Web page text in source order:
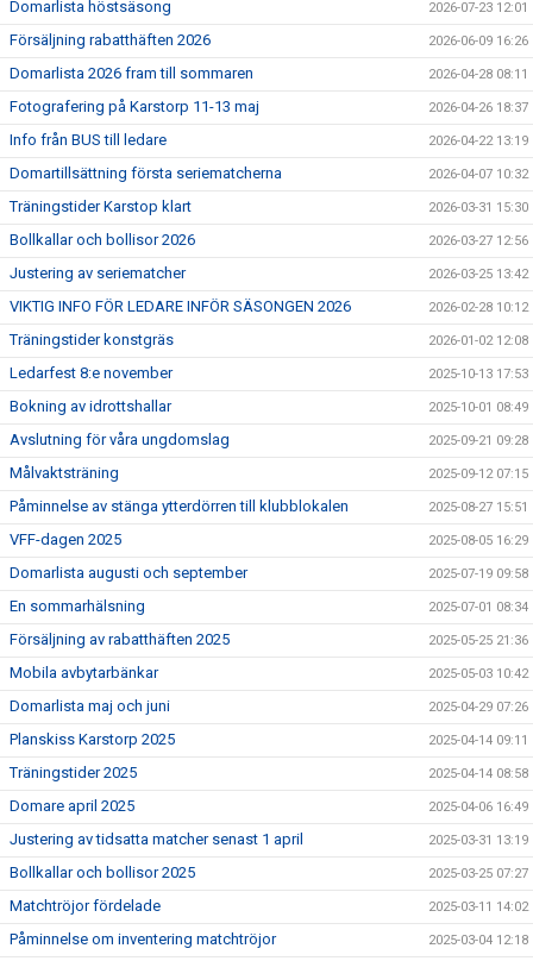
Domarlista höstsäsong 2026-07-23 12:01
Försäljning rabatthäften 2026 2026-06-09 16:26
Domarlista 2026 fram till sommaren 2026-04-28 08:11
Fotografering på Karstorp 11-13 maj 2026-04-26 18:37
Info från BUS till ledare 2026-04-22 13:19
Domartillsättning första seriematcherna 2026-04-07 10:32
Träningstider Karstop klart 2026-03-31 15:30
Bollkallar och bollisor 2026 2026-03-27 12:56
Justering av seriematcher 2026-03-25 13:42
VIKTIG INFO FÖR LEDARE INFÖR SÄSONGEN 2026 2026-02-28 10:12
Träningstider konstgräs 2026-01-02 12:08
Ledarfest 8:e november 2025-10-13 17:53
Bokning av idrottshallar 2025-10-01 08:49
Avslutning för våra ungdomslag 2025-09-21 09:28
Målvaktsträning 2025-09-12 07:15
Påminnelse av stänga ytterdörren till klubblokalen 2025-08-27 15:51
VFF-dagen 2025 2025-08-05 16:29
Domarlista augusti och september 2025-07-19 09:58
En sommarhälsning 2025-07-01 08:34
Försäljning av rabatthäften 2025 2025-05-25 21:36
Mobila avbytarbänkar 2025-05-03 10:42
Domarlista maj och juni 2025-04-29 07:26
Planskiss Karstorp 2025 2025-04-14 09:11
Träningstider 2025 2025-04-14 08:58
Domare april 2025 2025-04-06 16:49
Justering av tidsatta matcher senast 1 april 2025-03-31 13:19
Bollkallar och bollisor 2025 2025-03-25 07:27
Matchtröjor fördelade 2025-03-11 14:02
Påminnelse om inventering matchtröjor 2025-03-04 12:18